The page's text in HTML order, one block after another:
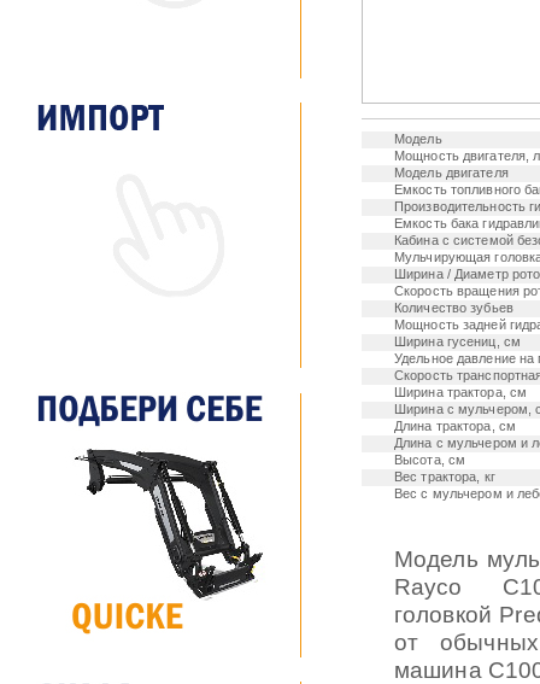
Модель
Мощность двигателя,
Модель двигателя
Емкость топливного
Производительность
Емкость бака
Кабина с системой
Мульчирующая
Ширина / Диаметр
Скорость вращения
Количество зубьев
Мощность задней
Ширина гусениц, см
Удельное давление на
Скорость
Ширина трактора, см
Ширина с мульчером,
Длина трактора, см
Длина с мульчером и
Высота, см
Вес трактора, кг
Вес с мульчером и
Модель
Rayco
головкой
от
машина